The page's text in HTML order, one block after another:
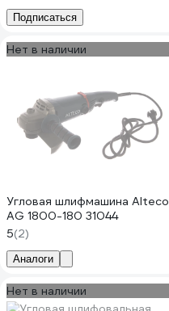
Подписаться
Нет в наличии
Угловая шлифмашина Alteco
AG 1800-180 31044
5(2)
Аналоги
Нет в наличии